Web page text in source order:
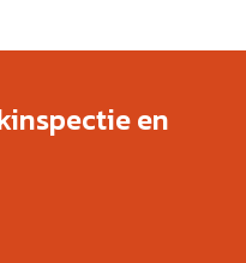
en